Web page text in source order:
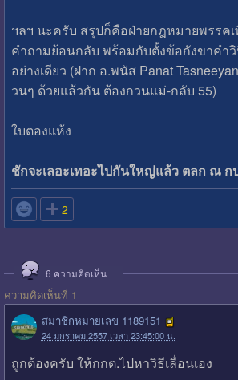
ฯลฯ นะครับ สรุปก็คือฝ่ายกฎหมายพรรค
คำถามย้อนกลับ พร้อมกับตั้งข้อกังขาคำ
อย่างเดียว (ฝาก อ.พนัส Panat
วนๆ ด้วยแล้วกัน ต้องกวนแม่-กลับ 55)
ใบตองแห้ง
ชักจะเลอะเทอะไปกันใหญ่แล้ว ตลก ณ
 2
6 ความคิดเห็น
ความคิดเห็นที่ 1
สมาชิกหมายเลข 1189151
24 มกราคม 2557 เวลา 23:45:00 น.
ถูกต้องครับ ให้กกต.ไปหาวิธีเลื่อนเอง